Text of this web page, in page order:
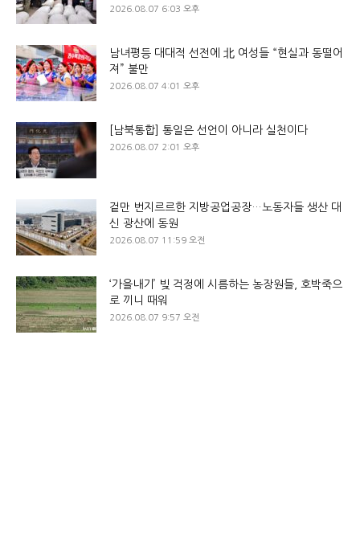
2026.08.07 6:03 오후
남녀평등 대대적 선전에 北 여성들 “현실과 동떨어
져” 불만
2026.08.07 4:01 오후
[남북통합] 통일은 선언이 아니라 실천이다
2026.08.07 2:01 오후
겉만 번지르르한 지방공업공장…노동자들 생산 대
신 광산에 동원
2026.08.07 11:59 오전
‘가을내기’ 빚 걱정에 시름하는 농장원들, 호박죽으
로 끼니 때워
2026.08.07 9:57 오전